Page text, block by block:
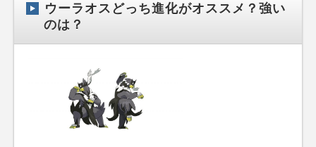
ウーラオスどっち進化がオススメ？強い
のは？